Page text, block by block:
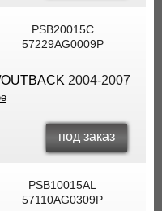
PSB20015C
57229AG0009P
2004-2007
под заказ
PSB10015AL
57110AG0309P